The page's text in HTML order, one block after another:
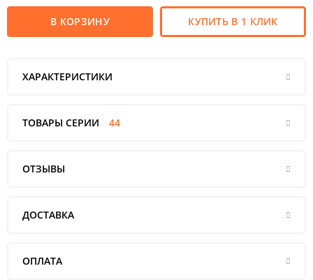
В КОРЗИНУ КУПИТЬ В 1 КЛИК
ХАРАКТЕРИСТИКИ
ТОВАРЫ СЕРИИ 44
ОТЗЫВЫ
ДОСТАВКА
ОПЛАТА